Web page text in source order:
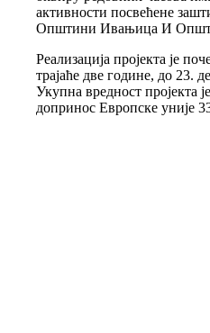
активности посвећене
Општини Ивањица И
Реализација пројекта је
трајаће две године, до 23.
Укупна вредност пројекта
допринос Европске уније